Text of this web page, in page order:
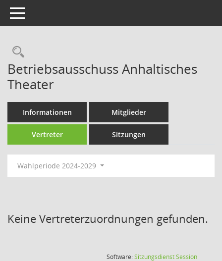
Toggle navigation
Rechercheauswahl
Betriebsausschuss Anhaltisches
Theater
Informationen Mitglieder
Vertreter Sitzungen
Wahlperiode 2024-2029
Keine Vertreterzuordnungen gefunden.
Software:SitzungsdienstSession(Wird in